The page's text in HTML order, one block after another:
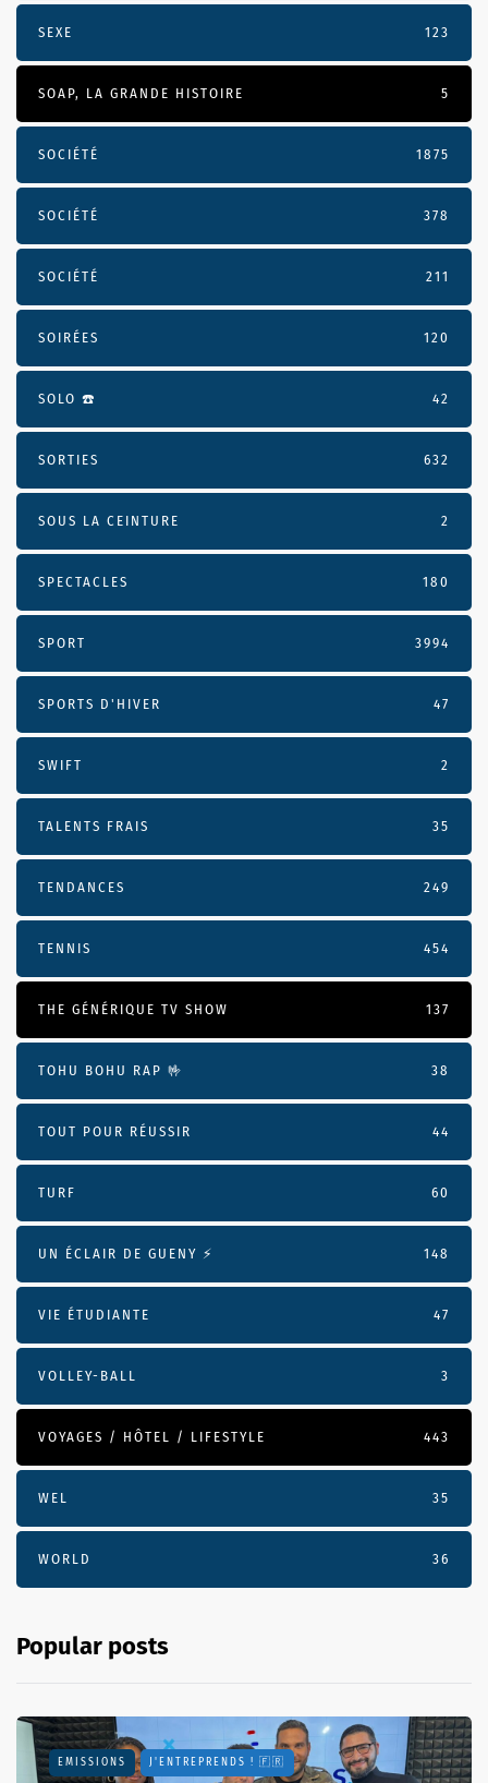
SEXE 123
SOAP, LA GRANDE HISTOIRE 5
SOCIÉTÉ 1875
SOCIÉTÉ 378
SOCIÉTÉ 211
SOIRÉES 120
SOLO ☎️ 42
SORTIES 632
SOUS LA CEINTURE 2
SPECTACLES 180
SPORT 3994
SPORTS D'HIVER 47
SWIFT 2
TALENTS FRAIS 35
TENDANCES 249
TENNIS 454
THE GÉNÉRIQUE TV SHOW 137
TOHU BOHU RAP 🤟 38
TOUT POUR RÉUSSIR 44
TURF 60
UN ÉCLAIR DE GUENY ⚡️ 148
VIE ÉTUDIANTE 47
VOLLEY-BALL 3
VOYAGES / HÔTEL / LIFESTYLE 443
WEL 35
WORLD 36
Popular posts
EMISSIONS J'ENTREPRENDS ! 🇫🇷